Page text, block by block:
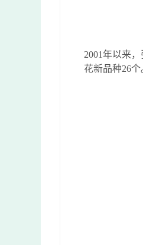
2001年以来，
花新品种26个